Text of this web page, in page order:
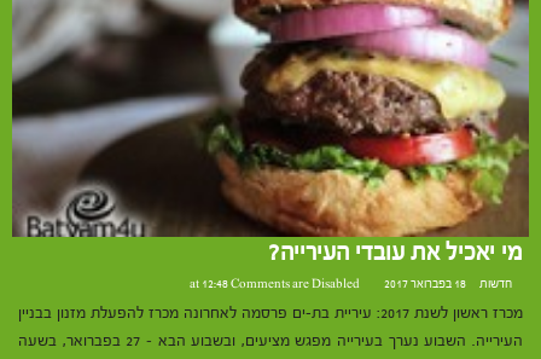
מי יאכיל את עובדי העירייה?
חדשות 18 בפברואר 2017 at 12:48 Comments are Disabled
מכרז ראשון לשנת 2017: עיריית בת-ים פרסמה לאחרונה מכרז להפעלת מזנון בבניין
העירייה. השבוע נערך בעירייה מפגש מציעים, ובשבוע הבא – 27 בפברואר, בשעה